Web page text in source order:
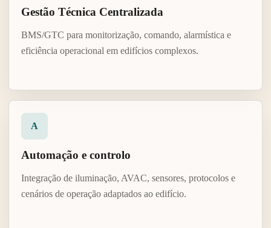
Gestão Técnica Centralizada
BMS/GTC para monitorização, comando, alarmística e
eficiência operacional em edifícios complexos.
A
Automação e controlo
Integração de iluminação, AVAC, sensores, protocolos e
cenários de operação adaptados ao edifício.